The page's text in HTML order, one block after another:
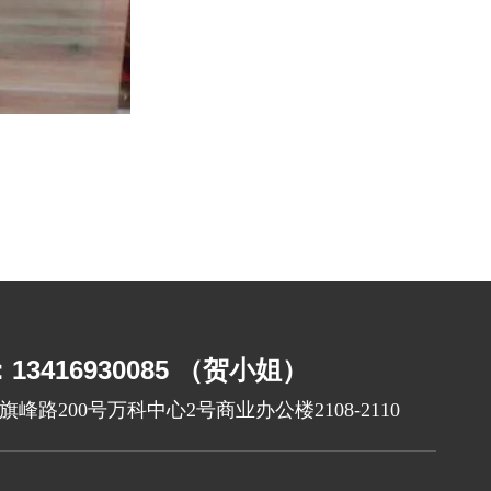
（贺小姐）
峰路200号万科中心2号商业办公楼2108-2110